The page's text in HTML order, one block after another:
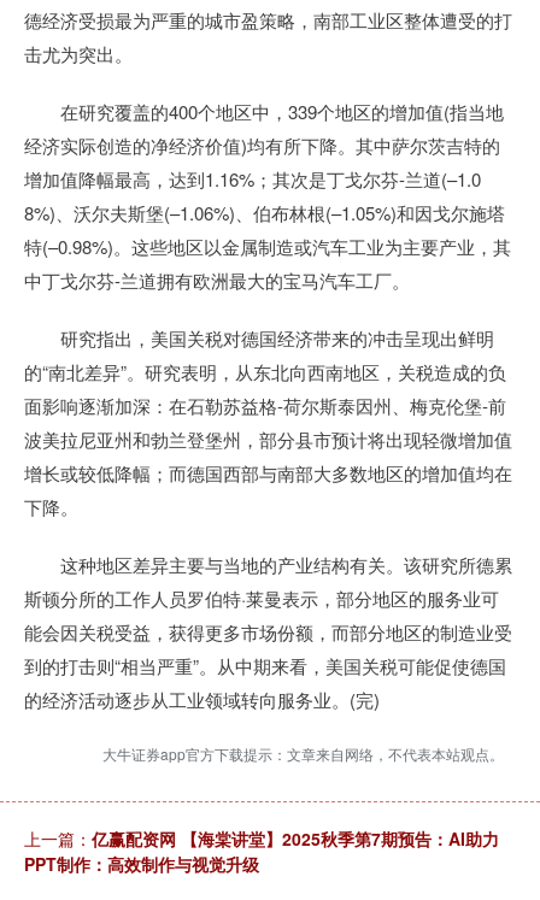
德经济受损最为严重的城市盈策略，南部工业区整体遭受的打
击尤为突出。
在研究覆盖的400个地区中，339个地区的增加值(指当地
经济实际创造的净经济价值)均有所下降。其中萨尔茨吉特的
增加值降幅最高，达到1.16%；其次是丁戈尔芬-兰道(–1.0
8%)、沃尔夫斯堡(–1.06%)、伯布林根(–1.05%)和因戈尔施塔
特(–0.98%)。这些地区以金属制造或汽车工业为主要产业，其
中丁戈尔芬-兰道拥有欧洲最大的宝马汽车工厂。
研究指出，美国关税对德国经济带来的冲击呈现出鲜明
的“南北差异”。研究表明，从东北向西南地区，关税造成的负
面影响逐渐加深：在石勒苏益格-荷尔斯泰因州、梅克伦堡-前
波美拉尼亚州和勃兰登堡州，部分县市预计将出现轻微增加值
增长或较低降幅；而德国西部与南部大多数地区的增加值均在
下降。
这种地区差异主要与当地的产业结构有关。该研究所德累
斯顿分所的工作人员罗伯特·莱曼表示，部分地区的服务业可
能会因关税受益，获得更多市场份额，而部分地区的制造业受
到的打击则“相当严重”。从中期来看，美国关税可能促使德国
的经济活动逐步从工业领域转向服务业。(完)
大牛证券app官方下载提示：文章来自网络，不代表本站观点。
上一篇： 亿赢配资网 【海棠讲堂】2025秋季第7期预告：AI助力
PPT制作：高效制作与视觉升级